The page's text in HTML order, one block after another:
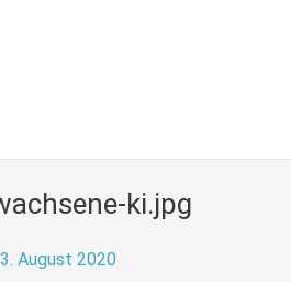
ki.jpg
3. August 2020